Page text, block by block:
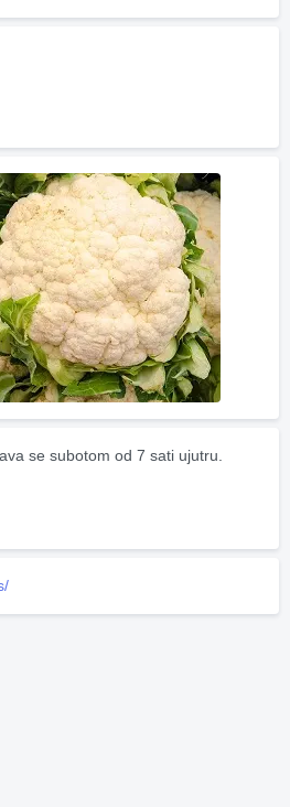
se subotom od 7 sati ujutru.